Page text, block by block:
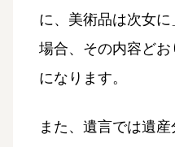
に、美術品は次女
場合、その内容ど
になります。
また、遺言では遺